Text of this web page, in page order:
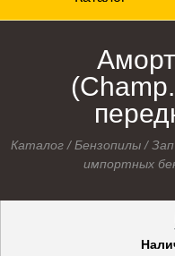
Каталог /Бензопилы /
импортных